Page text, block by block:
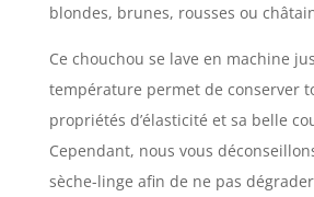
blondes, brunes, rousses ou
Ce chouchou se lave en machine
température permet de conserver
propriétés d’élasticité et sa belle
Cependant, nous vous
sèche-linge afin de ne pas